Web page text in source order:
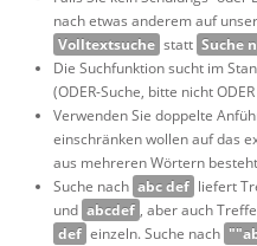
Über uns
Suche
nach etwas anderem auf
Volltextsuche statt Suche
Die Suchfunktion sucht im
(ODER-Suche, bitte nicht
Verwenden Sie doppelte
einschränken wollen auf das
aus mehreren Wörtern
Suche nach abc def liefert
und abcdef , aber auch
def einzeln. Suche nach